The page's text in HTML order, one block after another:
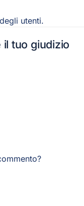
utenti.
tuo giudizio